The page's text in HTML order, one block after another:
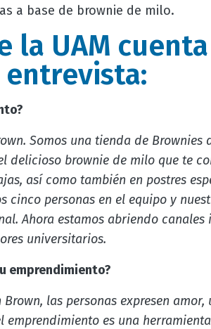
a base de brownie de milo.
la UAM
Somos una tienda de Brownies
delicioso brownie de milo que te
así como también en postres
cinco personas en el equipo y
Ahora estamos abriendo
universitarios.
emprendimiento?
las personas expresen
emprendimiento es una